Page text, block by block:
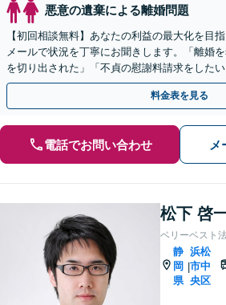
悪意の遺棄による離婚問題
【初回相談無料】あなたの利益の最大化を目
メールで状況を丁寧にお聞きします。「離婚
を切り出された」「不貞の慰謝料請求をした
【リーズナブルな料金設定】
料金表を見る
電話でお問い合わせ メ
松下 啓
ベリーベスト
静
岡
県
|
浜松
市中
央区